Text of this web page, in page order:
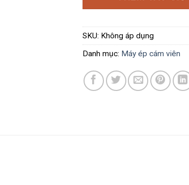
SKU: Không áp dụng
Danh mục: Máy ép cám viên